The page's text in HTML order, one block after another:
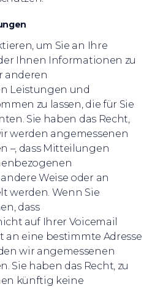
um Sie an Ihre
Ihnen Informationen zu
anderen
Leistungen und
zu lassen, die für Sie
Sie haben das Recht,
werden angemessenen
–, dass Mitteilungen
Weise oder an
werden. Wenn Sie
dass
auf Ihrer Voicemail
an eine bestimmte Adresse
wir angemessenen
Sie haben das Recht, zu
künftig keine